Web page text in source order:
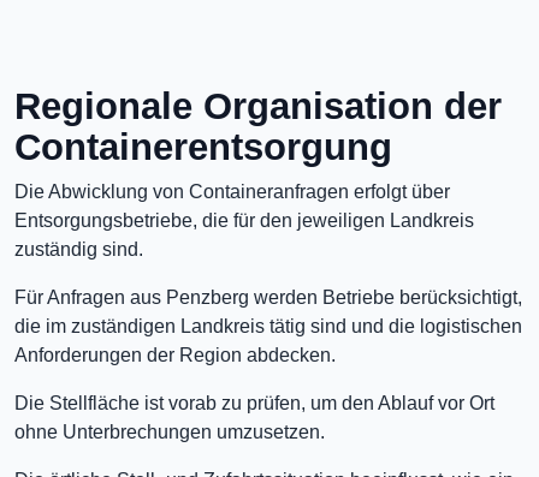
Regionale Organisation der
Containerentsorgung
Die Abwicklung von Containeranfragen erfolgt über
Entsorgungsbetriebe, die für den jeweiligen Landkreis
zuständig sind.
Für Anfragen aus Penzberg werden Betriebe berücksichtigt,
die im zuständigen Landkreis tätig sind und die logistischen
Anforderungen der Region abdecken.
Die Stellfläche ist vorab zu prüfen, um den Ablauf vor Ort
ohne Unterbrechungen umzusetzen.